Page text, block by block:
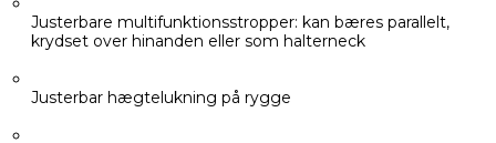
Justerbare multifunktionsstropper: kan bæres parallelt,
krydset over hinanden eller som halterneck
Justerbar hægtelukning på rygge